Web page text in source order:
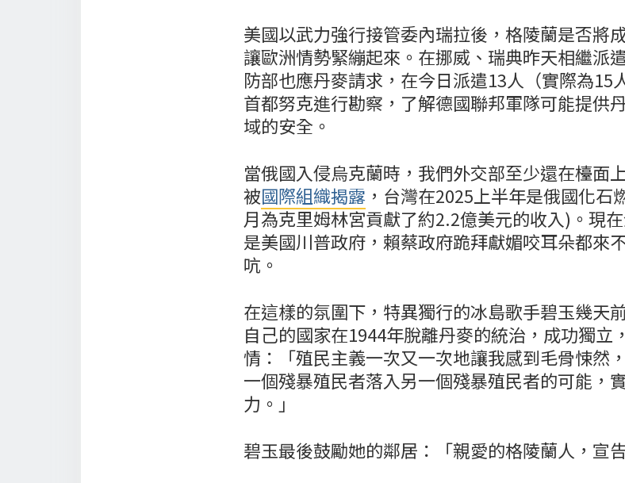
美國以武力強行接管委內瑞拉後，格陵蘭是否將
讓歐洲情勢緊繃起來。在挪威、瑞典昨天相繼派
防部也應丹麥請求，在今日派遣13人（實際為15
首都努克進行勘察，了解德國聯邦軍隊可能提供
域的安全。
當俄國入侵烏克蘭時，我們外交部至少還在檯面
被國際組織揭露 ，台灣在2025上半年是俄國化
月為克里姆林宮貢獻了約2.2億美元的收入)。現
是美國川普政府，賴蔡政府跪拜獻媚咬耳朵都來
吭。
在這樣的氛圍下，特異獨行的冰島歌手碧玉幾天
自己的國家在1944年脫離丹麥的統治，成功獨立
情：「殖民主義一次又一次地讓我感到毛骨悚然
一個殘暴殖民者落入另一個殘暴殖民者的可能，
力。」
碧玉最後鼓勵她的鄰居：「親愛的格陵蘭人，宣